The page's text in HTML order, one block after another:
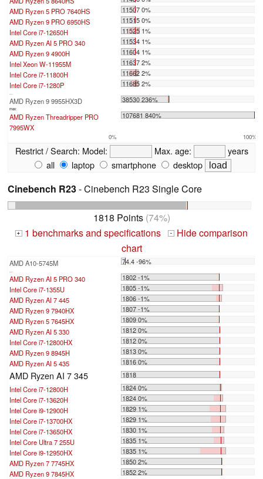
AMD Ryzen 5 PRO 7640HS
11507 0%
AMD Ryzen 9 PRO 6950HS
11515 0%
Intel Core i7-12650H
11525 1%
AMD Ryzen AI 5 PRO 340
11534 1%
AMD Ryzen 9 4900H
11604 1%
Intel Xeon W-11955M
11637 2%
Intel Core i7-11800H
11662 2%
Intel Core i7-1280P
11685 2%
AMD Ryzen 9 9955HX3D 38530 236%
max:
AMD Ryzen Threadripper PRO
7995WX
107681 840%
0% 100%
Restrict / Search: Model: Max. age:
years
all
laptop smartphone desktop
Cinebench R23- Cinebench R23 Single Core
1818 Points(74%)
+ 1 benchmarks and specifications -
Hide comparison
chart
AMD A10-5745M 74.4 -96%
AMD Ryzen AI 5 PRO 340
1802 -1%
Intel Core i7-1355U
1805 -1%
AMD Ryzen AI 7 445
1806 -1%
AMD Ryzen 9 7940HX
1807 -1%
AMD Ryzen 5 7645HX
1809 0%
AMD Ryzen AI 5 330
1812 0%
Intel Core i7-12800HX
1812 0%
AMD Ryzen 9 8945H
1813 0%
AMD Ryzen AI 5 435
1816 0%
AMD Ryzen AI 7 345
1818
Intel Core i7-12800H
1824 0%
Intel Core i7-13620H
1824 0%
Intel Core i9-12900H
1829 1%
Intel Core i7-13700HX
1829 1%
Intel Core i7-13650HX
1830 1%
Intel Core Ultra 7 255U
1835 1%
Intel Core i9-12950HX
1835 1%
AMD Ryzen 7 7745HX
1850 2%
AMD Ryzen 9 7845HX
1852 2%